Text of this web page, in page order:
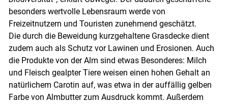
besonders wertvolle Lebensraum werde von
Freizeitnutzern und Touristen zunehmend geschätzt.
Die durch die Beweidung kurzgehaltene Grasdecke dient
zudem auch als Schutz vor Lawinen und Erosionen. Auch
die Produkte von der Alm sind etwas Besonderes: Milch
und Fleisch gealpter Tiere weisen einen hohen Gehalt an
natürlichem Carotin auf, was etwa in der auffällig gelben
Farbe von Almbutter zum Ausdruck kommt. Außerdem